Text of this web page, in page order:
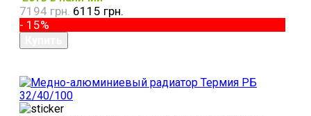
7194 грн. 6115 грн.
- 15%